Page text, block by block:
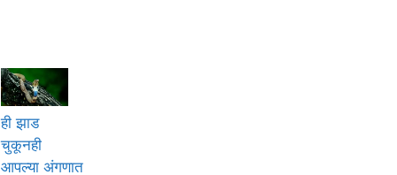
ही झाड
चुकूनही
आपल्या अंगणात